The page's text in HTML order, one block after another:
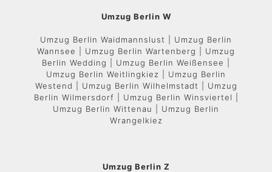
Umzug Berlin W
Umzug Berlin Waidmannslust | Umzug Berlin
Wannsee | Umzug Berlin Wartenberg | Umzug
Berlin Wedding | Umzug Berlin Weißensee |
Umzug Berlin Weitlingkiez | Umzug Berlin
Westend | Umzug Berlin Wilhelmstadt | Umzug
Berlin Wilmersdorf | Umzug Berlin Winsviertel |
Umzug Berlin Wittenau | Umzug Berlin
Wrangelkiez
Umzug Berlin Z